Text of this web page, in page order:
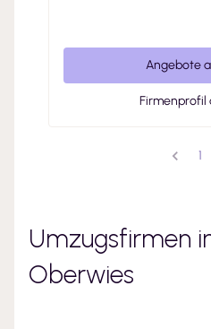
Angebote
Firmenprofil
1
Umzugsfirmen
Oberwies